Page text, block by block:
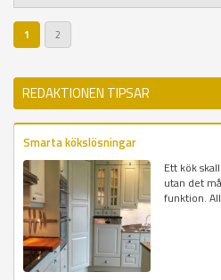
1 2
REDAKTIONEN TIPSAR
Smarta kökslösningar
Ett kök
utan det
funktion.